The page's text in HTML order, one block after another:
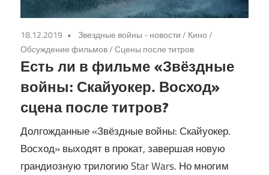
18.12.2019 Звездные войны - новости/ Кино/
Обсуждение фильмов/Сцены после титров
Есть ли в фильме «Звёздные
войны: Скайуокер. Восход»
сцена после титров?
Долгожданные «Звёздные войны: Скайуокер.
Восход» выходят в прокат, завершая новую
грандиозную трилогию Star Wars. Но многим